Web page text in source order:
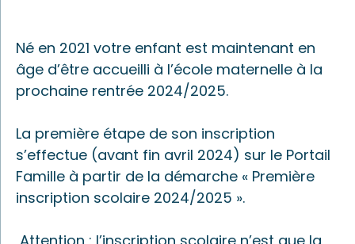
Né en 2021 votre enfant est maintenant en
âge d’être accueilli à l’école maternelle à la
prochaine rentrée 2024/2025.
La première étape de son inscription
s’effectue (avant fin avril 2024) sur le Portail
Famille à partir de la démarche « Première
inscription scolaire 2024/2025 ».